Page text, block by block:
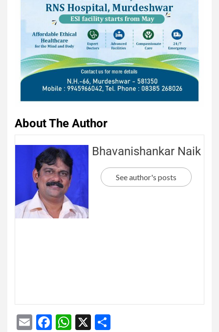
About The Author
Bhavanishankar Naik
See author's posts
EmailFacebook
WhatsApp
X